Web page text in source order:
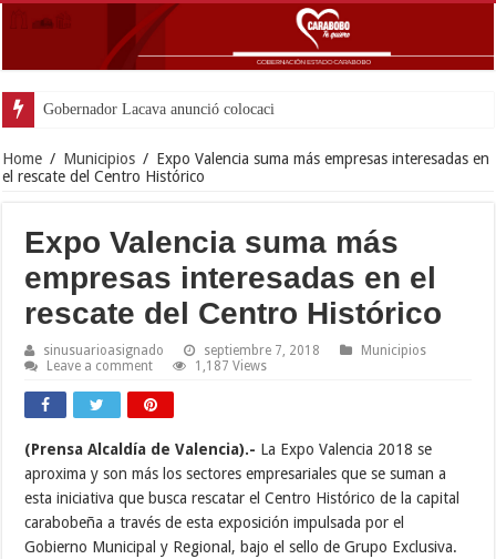
Gobernador Lacava anunció colocación de más de mil
Home / Municipios / Expo Valencia suma más empresas interesadas en
el rescate del Centro Histórico
Expo Valencia suma más
empresas interesadas en el
rescate del Centro Histórico
sinusuarioasignado septiembre 7, 2018
Municipios
Leave a comment
1,187 Views
(Prensa Alcaldía de Valencia).- La Expo Valencia 2018 se
aproxima y son más los sectores empresariales que se suman a
esta iniciativa que busca rescatar el Centro Histórico de la capital
carabobeña a través de esta exposición impulsada por el
Gobierno Municipal y Regional, bajo el sello de Grupo Exclusiva.